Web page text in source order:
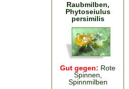
Raubmilben,
Phytoseiulus
persimilis
Gut gegen: Rote
Spinnen,
Spinnmilben